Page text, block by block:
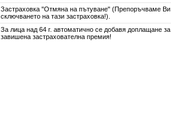
Застраховка "Отмяна на пътуване" (Препоръчваме Ви
сключването на тази застраховка!).
За лица над 64 г. автоматично се добавя доплащане за
завишена застрахователна премия!